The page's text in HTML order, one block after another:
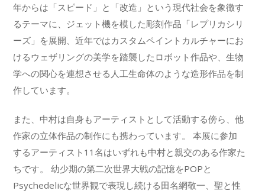
年からは「スピード」と「改造」という現代社会を象徴す
るテーマに、ジェット機を模した彫刻作品「レプリカシリ
ーズ」を展開、近年ではカスタムペイントカルチャーにお
けるウェザリングの美学を踏襲したロボット作品や、生物
学への関心を連想させる人工生命体のような造形作品を制
作しています。
また、中村は自身もアーティストとして活動する傍ら、他
作家の立体作品の制作にも携わっています。 本展に参加
するアーティスト11名はいずれも中村と親交のある作家た
ちです。 幼少期の第二次世界大戦の記憶をPOPと
Psychedelicな世界観で表現し続ける田名網敬一、聖と性